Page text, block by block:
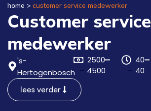
home > customer service medewerker
Customer service
medewerker
's-
Hertogenbosch
2500
4500
40
40
lees verder